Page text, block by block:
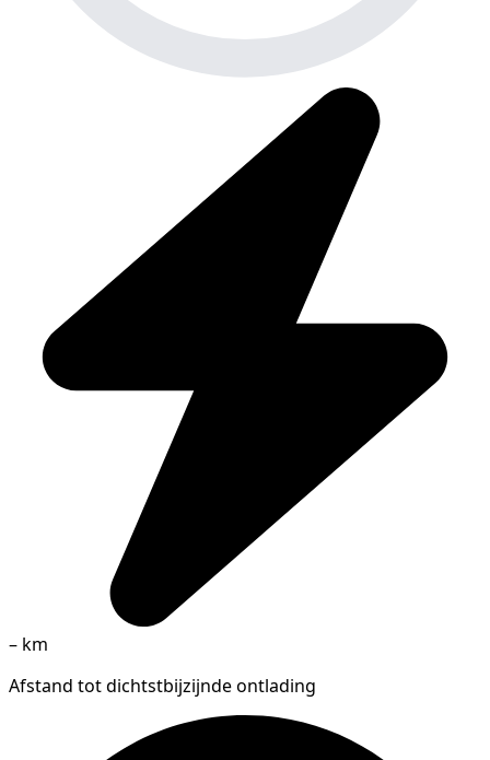
– km
Afstand tot dichtstbijzijnde ontlading